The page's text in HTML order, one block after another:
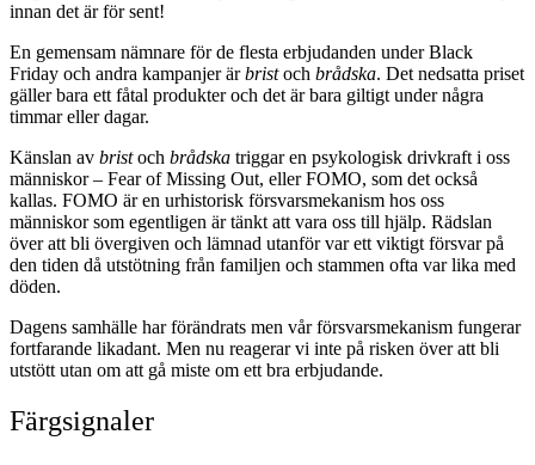
innan det är för sent!
En gemensam nämnare för de flesta erbjudanden under Black
Friday och andra kampanjer ärbristoch brådska. Det nedsatta priset
gäller bara ett fåtal produkter och det är bara giltigt under några
timmar eller dagar.
Känslan av bristoch brådska triggar en psykologisk drivkraft i oss
människor – Fear of Missing Out, eller FOMO, som det också
kallas. FOMO är en urhistorisk försvarsmekanism hos oss
människor som egentligen är tänkt att vara oss till hjälp. Rädslan
över att bli övergiven och lämnad utanför var ett viktigt försvar på
den tiden då utstötning från familjen och stammen ofta var lika med
döden.
Dagens samhälle har förändrats men vår försvarsmekanism fungerar
fortfarande likadant. Men nu reagerar vi inte på risken över att bli
utstött utan om att gå miste om ett bra erbjudande.
Färgsignaler